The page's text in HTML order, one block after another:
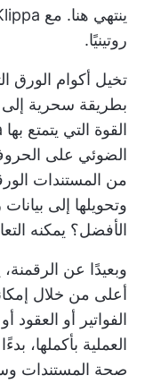
روتينيًا.
تخيل أكوام الورق
بطريقة سحرية
الضوئي على
من المستندات
وتحويلها إلى
الأفضل؟ يمكنه
أعلى من خلال
العملية بأكملها،
صحة المستندات